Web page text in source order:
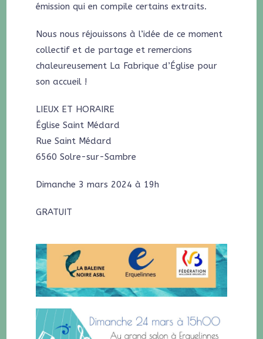
émission qui en compile certains extraits.
Nous nous réjouissons à l’idée de ce moment
collectif et de partage et remercions
chaleureusement La Fabrique d’Église pour
son accueil !
LIEUX ET HORAIRE
Église Saint Médard
Rue Saint Médard
6560 Solre-sur-Sambre
Dimanche 3 mars 2024 à 19h
GRATUIT